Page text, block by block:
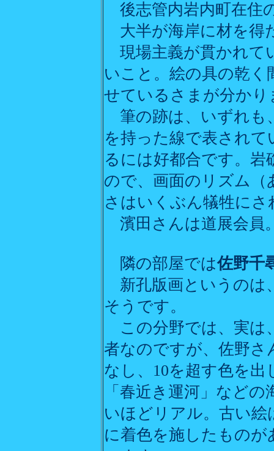
後志管内岩内町在住
大半が海岸に材を得
現場主義が貫かれて
いこと。絵の具の乾
せているさまが分かり
筆の跡は、いずれも
を持った線で表され
るには好都合です。
ので、画面のリズム
さはいくぶん犠牲に
濱田さんは道展会員
隣の部屋では佐野千
新孔版画というのは
そうです。
この分野では、実は
者なのですが、佐野
なし、10を超す色を
「春近き運河」など
いほどリアル。古い
に着色を施したもの